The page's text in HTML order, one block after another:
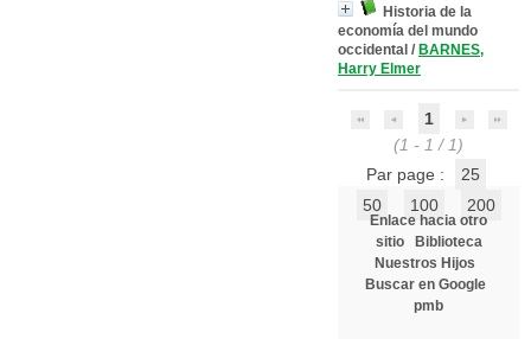
Historia de la
economía del mundo
occidental / BARNES,
Harry Elmer
1
(1 - 1 / 1)
Par page :
25
50
100 200
Enlace hacia otro
sitio
Biblioteca
Nuestros Hijos
Buscar en Google
pmb